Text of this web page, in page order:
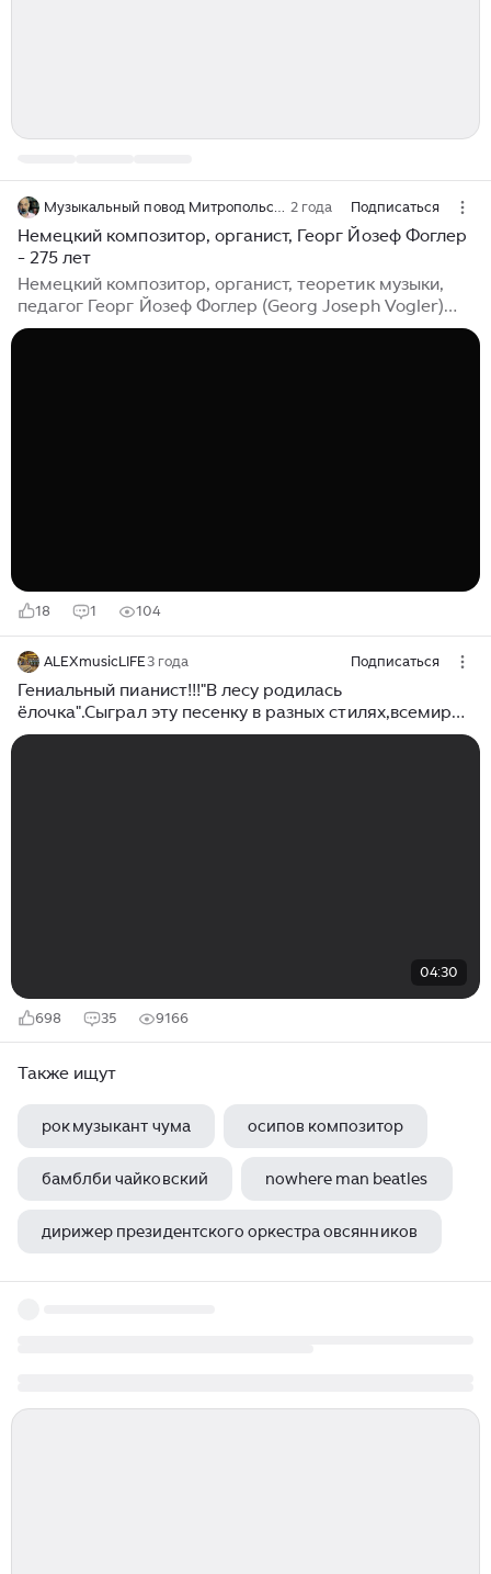
2 года Подписаться
Немецкий композитор, органист, Георг Йозеф Фоглер
- 275 лет
Немецкий композитор, органист, теоретик музыки,
педагог Георг Йозеф Фоглер (Georg Joseph Vogler)
родился в Вюрцбурге 15 июня 1749 года, т.е. 275 лет
18 1 104
ALEXmusicLIFE3 года Подписаться
Гениальный пианист!!!"В лесу родилась
ёлочка".Сыграл эту песенку в разных стилях,всемирно
известных композиторов!!!
04:30
698 35 9166
Также ищут
рок музыкант чума осипов композитор
бамблби чайковский nowhere man beatles
дирижер президентского оркестра овсянников